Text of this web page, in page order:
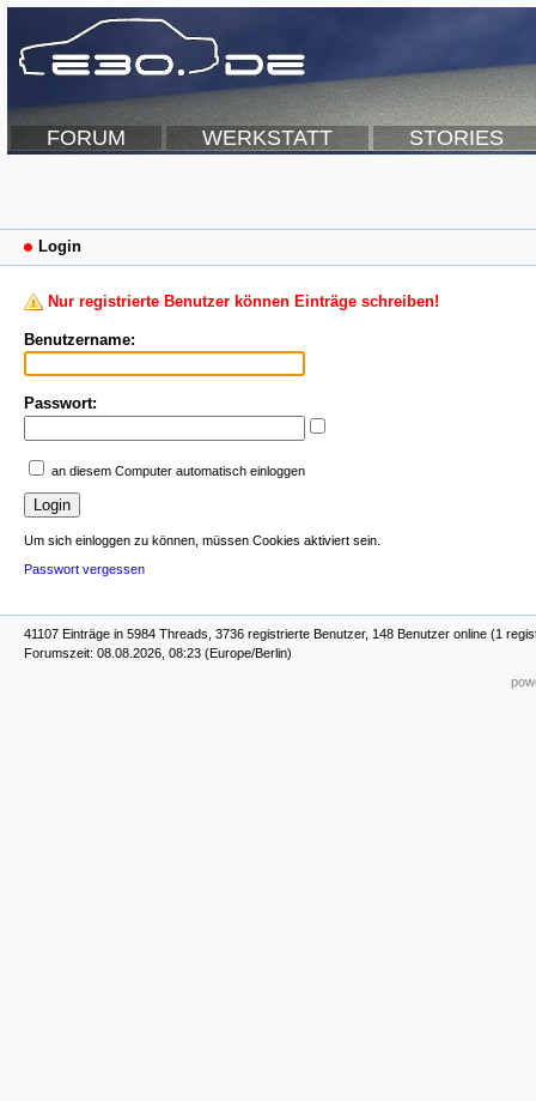
FORUM WERKSTATT STORIES
Login
Nur registrierte Benutzer können Einträge schreiben!
Benutzername:
Passwort:
an diesem Computer automatisch einloggen
Um sich einloggen zu können, müssen Cookies aktiviert sein.
Passwort vergessen
41107 Einträge in 5984 Threads, 3736 registrierte Benutzer, 148 Benutzer online (1
Forumszeit: 08.08.2026, 08:23 (Europe/Berlin)